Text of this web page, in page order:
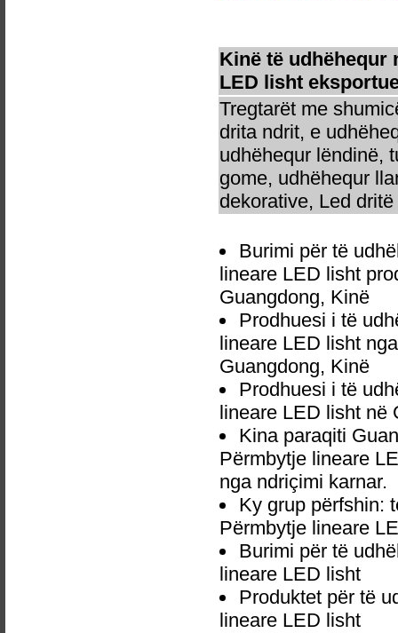
Kinë të udhëhequr
LED lisht
Tregtarët me
drita ndrit, e
udhëhequr lëndinë,
gome, udhëhequr
dekorative, Led
Burimi për të
lineare LED lisht
Guangdong, Kinë
Prodhuesi i të
lineare LED lisht
Guangdong, Kinë
Prodhuesi i të
lineare LED lisht në
Kina paraqiti
Përmbytje lineare
nga ndriçimi karnar.
Ky grup përfshin:
Përmbytje lineare
Burimi për të
lineare LED lisht
Produktet për të
lineare LED lisht